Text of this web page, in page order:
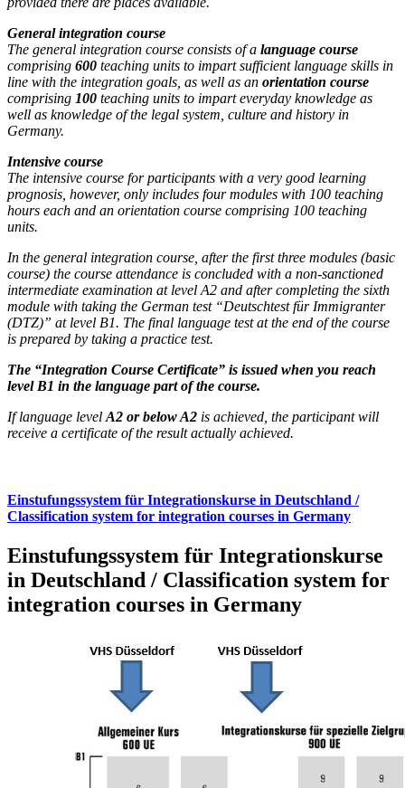
General integration course
The general integration course consists of a language course
comprising 600 teaching units to impart sufficient language skills in
line with the integration goals, as well as an orientation course
comprising 100 teaching units to impart everyday knowledge as
well as knowledge of the legal system, culture and history in
Germany.
Intensive course
The intensive course for participants with a very good learning
prognosis, however, only includes four modules with 100 teaching
hours each and an orientation course comprising 100 teaching
units.
In the general integration course, after the first three modules (basic
course) the course attendance is concluded with a non-sanctioned
intermediate examination at level A2 and after completing the sixth
module with taking the German test “Deutschtest für Immigranter
(DTZ)” at level B1. The final language test at the end of the course
is prepared by taking a practice test.
The “Integration Course Certificate” is issued when you reach
level B1 in the language part of the course.
If language level A2 or below A2 is achieved, the participant will
receive a certificate of the result actually achieved.
Einstufungssystem für Integrationskurse in Deutschland /
Classification system for integration courses in Germany
Einstufungssystem für Integrationskurse
in Deutschland / Classification system for
integration courses in Germany